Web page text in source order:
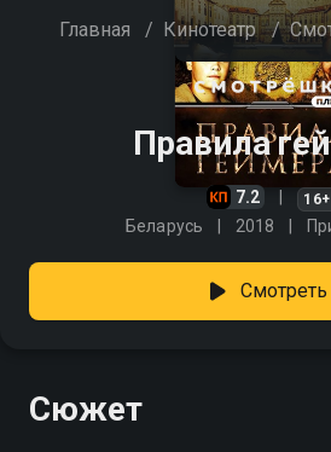
Главная / Кинотеатр /
Правила
7.2 16+
Беларусь 2018
Смотреть
Сюжет